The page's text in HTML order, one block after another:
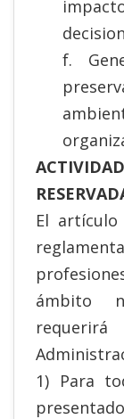
f.
El artículo
ámbito
1) Para